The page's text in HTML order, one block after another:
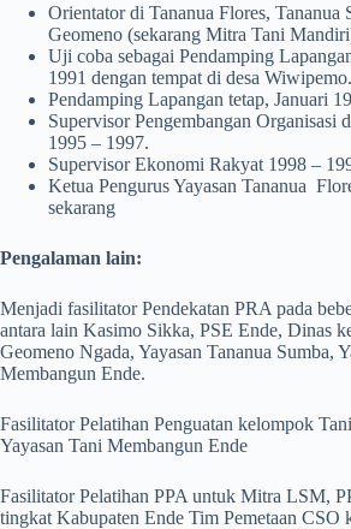
Orientator di Tananua Flores, Tananua
Geomeno (sekarang Mitra Tani
Uji coba sebagai Pendamping
1991 dengan tempat di desa Wiwipemo.
Pendamping Lapangan tetap, Januari
Supervisor Pengembangan Organisasi
1995 – 1997.
Supervisor Ekonomi Rakyat 1998 –
Ketua Pengurus Yayasan Tananua
sekarang
Pengalaman lain:
Menjadi fasilitator Pendekatan PRA pada
antara lain Kasimo Sikka, PSE Ende, Dinas
Geomeno Ngada, Yayasan Tananua Sumba,
Membangun Ende.
Fasilitator Pelatihan Penguatan kelompok
Yayasan Tani Membangun Ende
Fasilitator Pelatihan PPA untuk Mitra LSM,
tingkat Kabupaten Ende Tim Pemetaan CSO